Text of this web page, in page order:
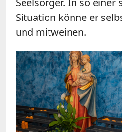
Situation könne er
und mitweinen.